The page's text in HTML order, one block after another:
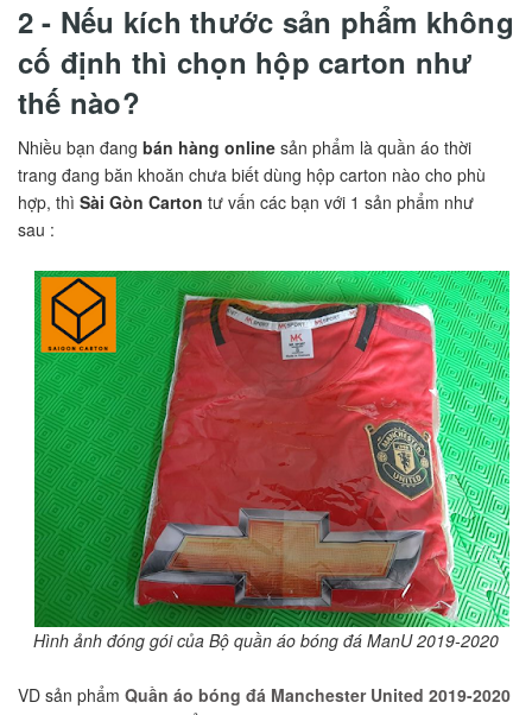
2 - Nếu kích thước sản phẩm không
cố định thì chọn hộp carton như
thế nào?
Nhiều bạn đang bán hàng online sản phẩm là quần áo thời
trang đang băn khoăn chưa biết dùng hộp carton nào cho phù
hợp, thì Sài Gòn Carton tư vấn các bạn với 1 sản phẩm như
sau :
Hình ảnh đóng gói của Bộ quần áo bóng đá ManU 2019-2020
VD sản phẩm Quần áo bóng đá Manchester United 2019-2020